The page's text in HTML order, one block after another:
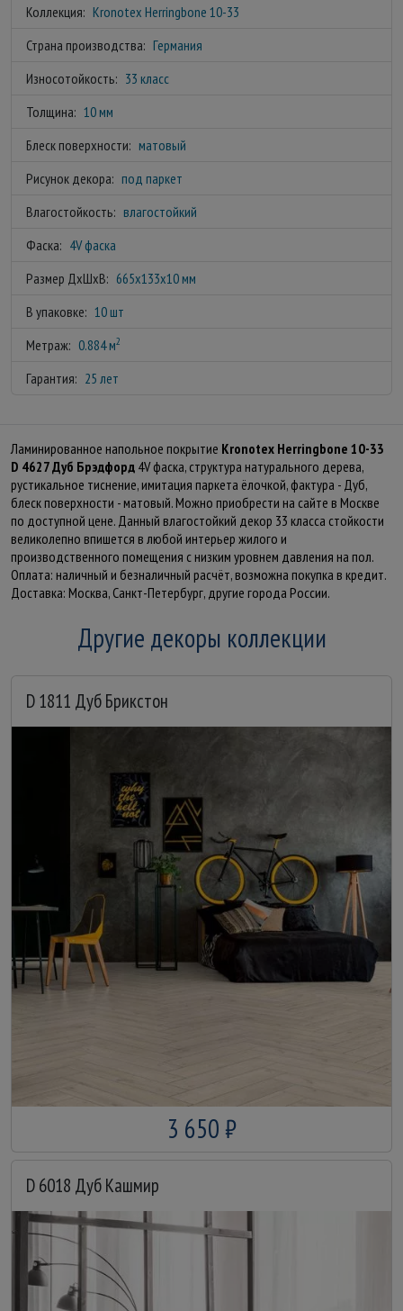
Коллекция: Kronotex Herringbone 10-33
Страна производства: Германия
Износотойкость: 33 класс
Толщина: 10 мм
Блеск поверхности: матовый
Рисунок декора: под паркет
Влагостойкость: влагостойкий
Фаска: 4V фаска
Размер ДхШхВ: 665x133x10 мм
В упаковке: 10 шт
Метраж: 0.884 м2
Гарантия: 25 лет
Ламинированное напольное покрытие Kronotex Herringbone 10-33
D 4627 Дуб Брэдфорд 4V фаска, структура натурального дерева,
рустикальное тиснение, имитация паркета ёлочкой, фактура - Дуб,
блеск поверхности - матовый. Можно приобрести на сайте в Москве
по доступной цене. Данный влагостойкий декор 33 класса стойкости
великолепно впишется в любой интерьер жилого и
производственного помещения с низким уровнем давления на пол.
Оплата: наличный и безналичный расчёт, возможна покупка в кредит.
Доставка: Москва, Санкт-Петербург, другие города России.
Другие декоры коллекции
D 1811 Дуб Брикстон
3 650 ₽
D 6018 Дуб Кашмир